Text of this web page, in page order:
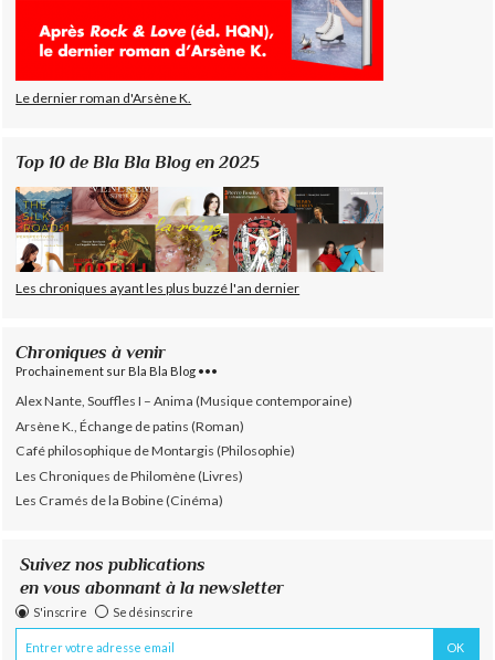
Le dernier roman d'Arsène K.
Top 10 de Bla Bla Blog en 2025
Les chroniques ayant les plus buzzé l'an dernier
Chroniques à venir
Prochainement sur Bla Bla Blog •••
Alex Nante, Souffles I – Anima (Musique contemporaine)
Arsène K., Échange de patins (Roman)
Café philosophique de Montargis (Philosophie)
Les Chroniques de Philomène (Livres)
Les Cramés de la Bobine (Cinéma)
Suivez nos publications
en vous abonnant à la newsletter
S'inscrire Se désinscrire